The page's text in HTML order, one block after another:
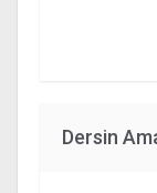
Dersin